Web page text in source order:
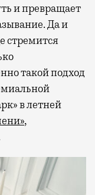
и превращает
Да и
стремится
такой подход
в летней
,